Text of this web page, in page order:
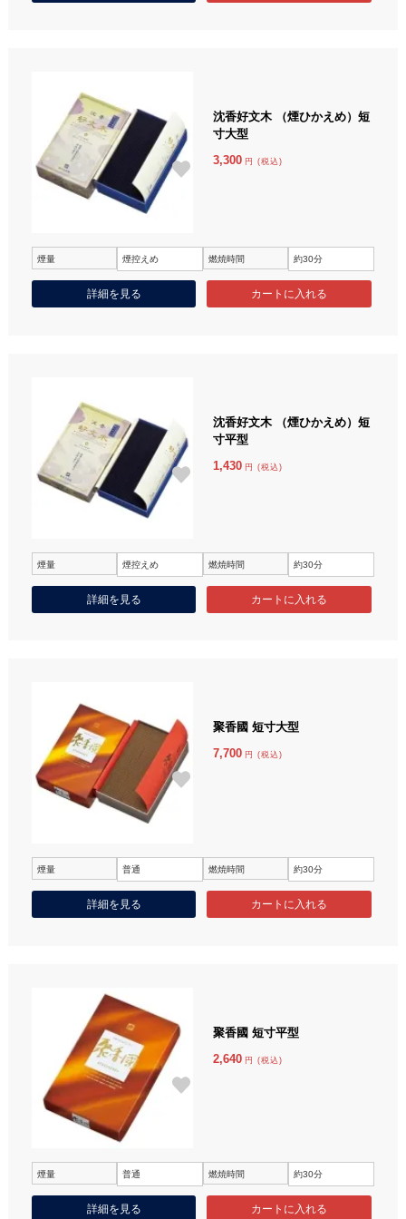
沈香好文木 （煙ひかえめ）短
寸大型
3,300 円 (税込)
煙量 煙控えめ 燃焼時間 約30分
詳細を見る
沈香好文木 （煙ひかえめ）短
寸平型
1,430 円 (税込)
煙量 煙控えめ 燃焼時間 約30分
詳細を見る
聚香國 短寸大型
7,700 円 (税込)
煙量 普通 燃焼時間 約30分
詳細を見る
聚香國 短寸平型
2,640 円 (税込)
煙量 普通 燃焼時間 約30分
詳細を見る